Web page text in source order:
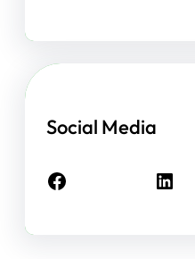
Social Media
Facebook LinkedIn